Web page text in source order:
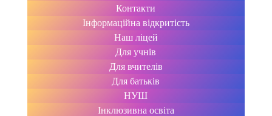
Контакти
Інформаційна відкритість
Наш ліцей
Для учнів
Для вчителів
Для батьків
НУШ
Інклюзивна освіта